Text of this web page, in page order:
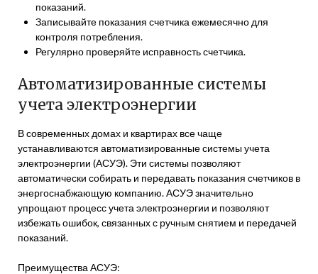
показаний.
Записывайте показания счетчика ежемесячно для
контроля потребления.
Регулярно проверяйте исправность счетчика.
Автоматизированные системы
учета электроэнергии
В современных домах и квартирах все чаще
устанавливаются автоматизированные системы учета
электроэнергии (АСУЭ). Эти системы позволяют
автоматически собирать и передавать показания счетчиков в
энергоснабжающую компанию. АСУЭ значительно
упрощают процесс учета электроэнергии и позволяют
избежать ошибок, связанных с ручным снятием и передачей
показаний.
Преимущества АСУЭ: